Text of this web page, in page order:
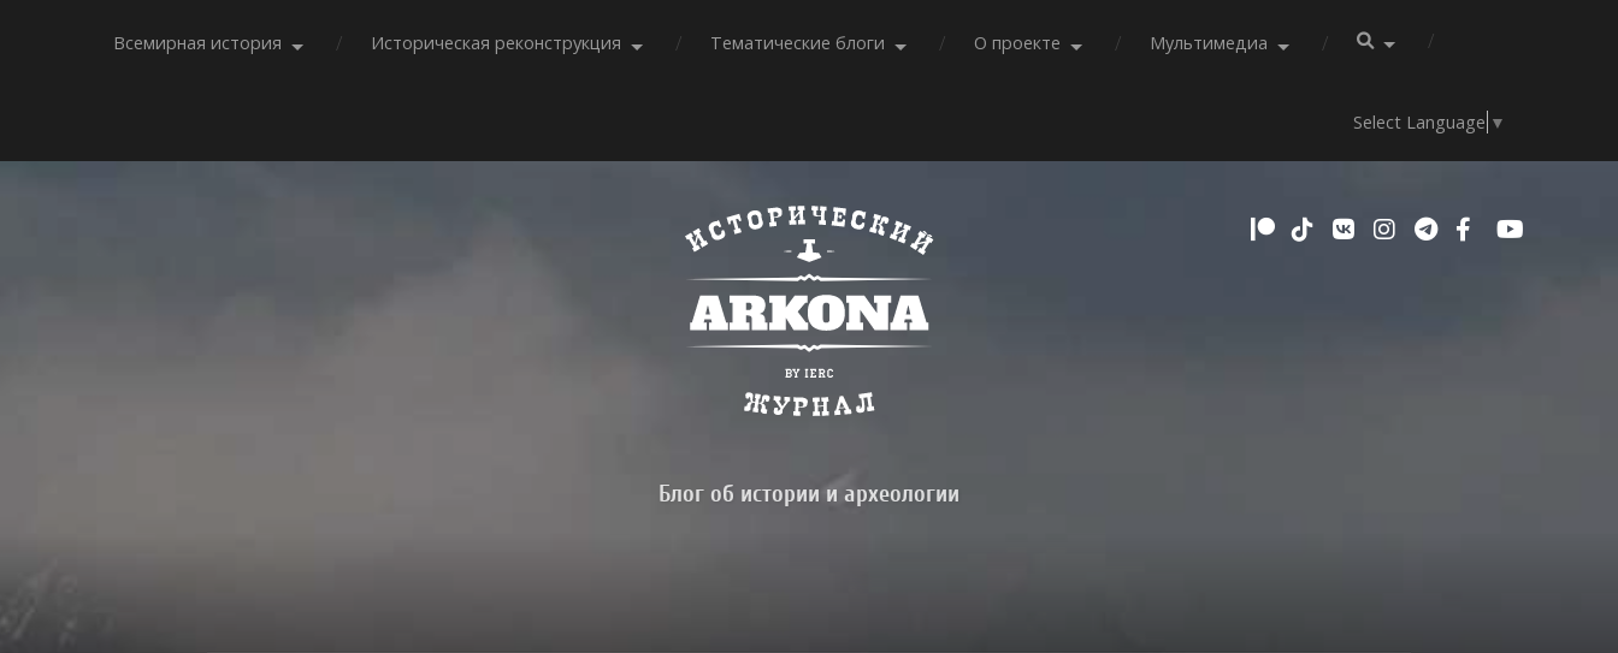
Всемирная история Историческая реконструкция Тематические блоги О проекте Мультимедиа
Select Language ▼
Блог об истории и археологии